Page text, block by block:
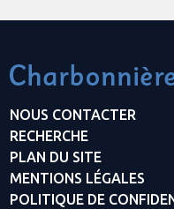
NOUS CONTACTER
RECHERCHE
PLAN DU SITE
MENTIONS LÉGALES
POLITIQUE DE